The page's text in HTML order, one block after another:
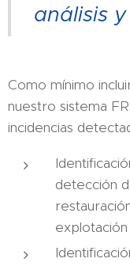
análisis
Como mínimo
nuestro sistema
incidencias
detección